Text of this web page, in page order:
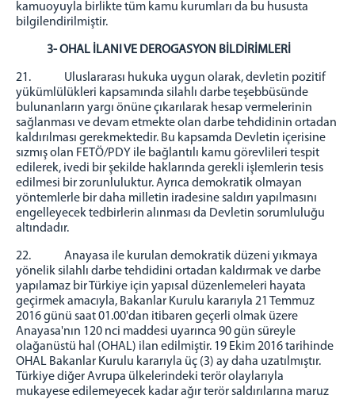
kamuoyuyla birlikte tüm kamu kurumları da bu hususta
bilgilendirilmiştir.
3- OHAL İLANI VE DEROGASYON BİLDİRİMLERİ
21. Uluslararası hukuka uygun olarak, devletin pozitif
yükümlülükleri kapsamında silahlı darbe teşebbüsünde
bulunanların yargı önüne çıkarılarak hesap vermelerinin
sağlanması ve devam etmekte olan darbe tehdidinin ortadan
kaldırılması gerekmektedir. Bu kapsamda Devletin içerisine
sızmış olan FETÖ/PDY ile bağlantılı kamu görevlileri tespit
edilerek, ivedi bir şekilde haklarında gerekli işlemlerin tesis
edilmesi bir zorunluluktur. Ayrıca demokratik olmayan
yöntemlerle bir daha milletin iradesine saldırı yapılmasını
engelleyecek tedbirlerin alınması da Devletin sorumluluğu
altındadır.
22. Anayasa ile kurulan demokratik düzeni yıkmaya
yönelik silahlı darbe tehdidini ortadan kaldırmak ve darbe
yapılamaz bir Türkiye için yapısal düzenlemeleri hayata
geçirmek amacıyla, Bakanlar Kurulu kararıyla 21 Temmuz
2016 günü saat 01.00'dan itibaren geçerli olmak üzere
Anayasa'nın 120 nci maddesi uyarınca 90 gün süreyle
olağanüstü hal (OHAL) ilan edilmiştir. 19 Ekim 2016 tarihinde
OHAL Bakanlar Kurulu kararıyla üç (3) ay daha uzatılmıştır.
Türkiye diğer Avrupa ülkelerindeki terör olaylarıyla
mukayese edilemeyecek kadar ağır terör saldırılarına maruz